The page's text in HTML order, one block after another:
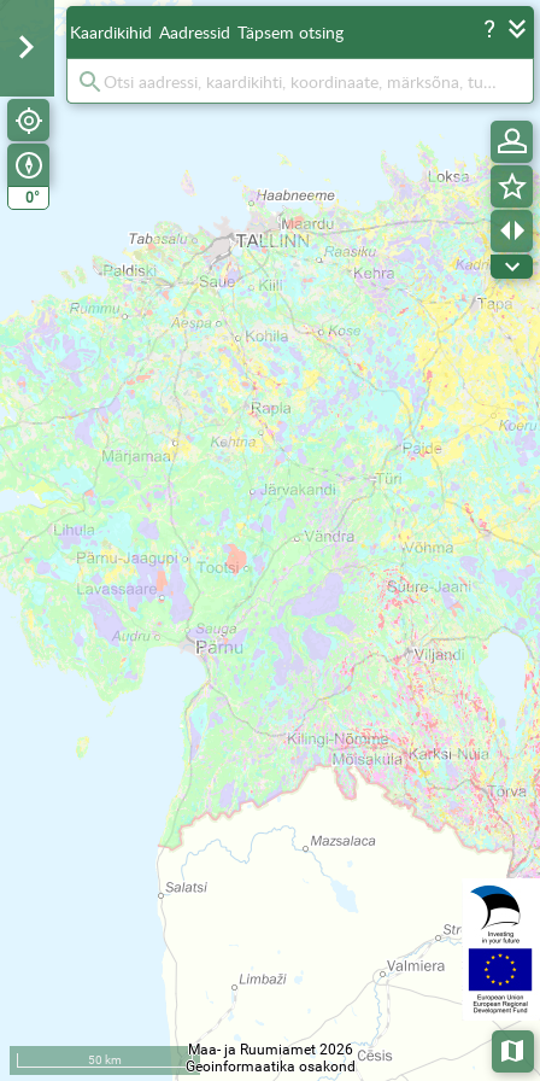
0°
Kaardikihid Aadressid Täpsem otsing
50 km
Maa- ja Ruumiamet 2026
Geoinformaatika osakond